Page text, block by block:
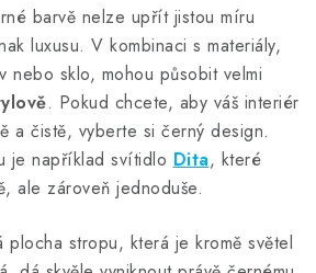
barvě nelze upřít jistou míru
luxusu. V kombinaci s materiály,
nebo sklo, mohou působit velmi
. Pokud chcete, aby váš interiér
a čistě, vyberte si černý design.
je například svítidlo Dita, které
ale zároveň jednoduše.
plocha stropu, která je kromě světel